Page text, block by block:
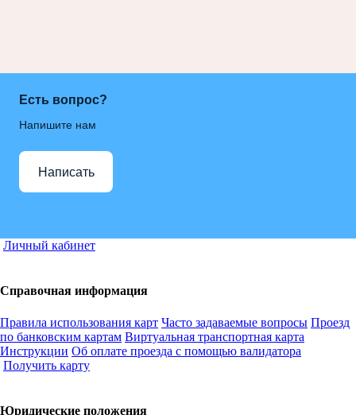
Есть вопрос?
Напишите нам
Написать
Личный кабинет
Справочная информация
Правила использования карт Часто задаваемые вопросы Проезд
по банковским картам Виртуальная транспортная карта
Инструкции Об оплате проезда с помощью валидатора
Получить карту
Юридические положения